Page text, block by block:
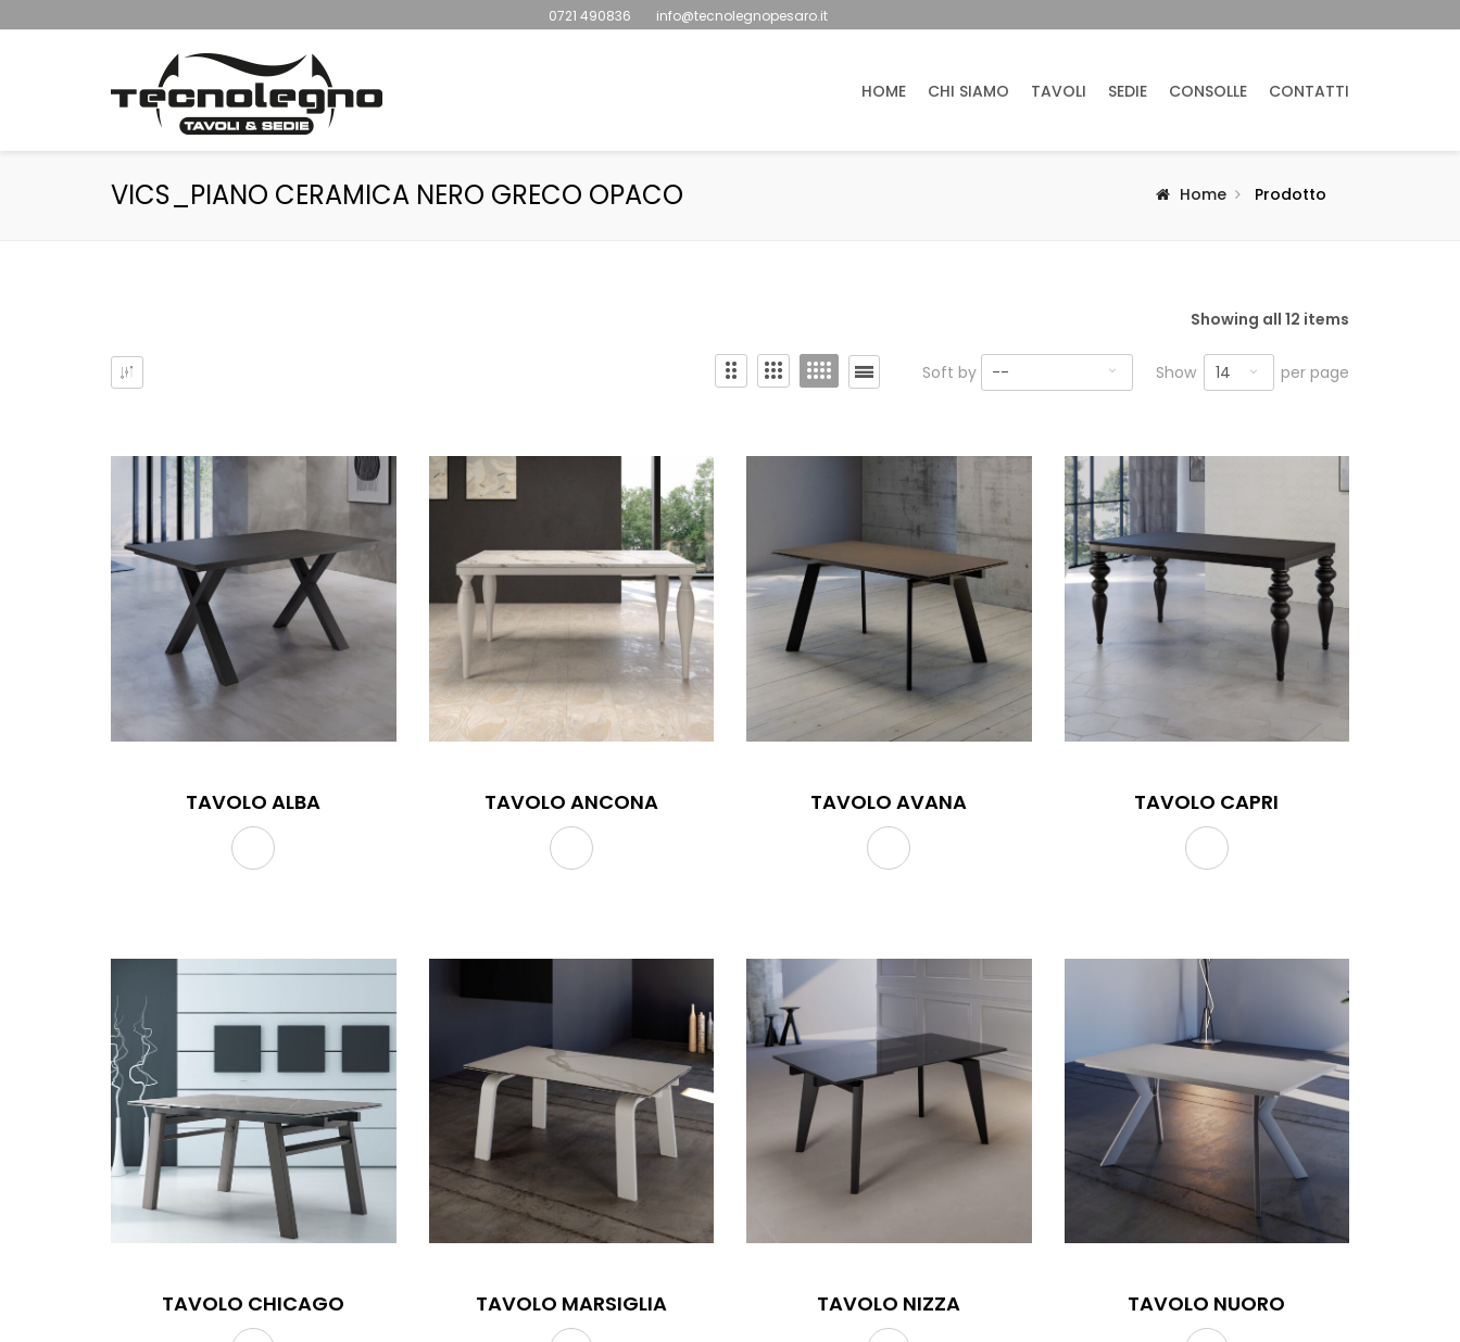
0721 490836 info@tecnolegnopesaro.it
HOME CHI SIAMO TAVOLI SEDIE CONSOLLE CONTATTI
VICS_PIANO CERAMICA NERO GRECO OPACO Home Prodotto
Showing all 12 items
Soft by -- Show 14 per page
TAVOLO ALBA TAVOLO ANCONA TAVOLO AVANA TAVOLO CAPRI
TAVOLO CHICAGO TAVOLO MARSIGLIA TAVOLO NIZZA TAVOLO NUORO